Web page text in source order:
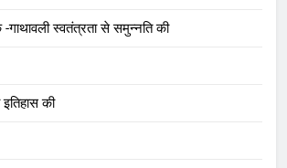
गाथावली स्वतंत्रता से समुन्नति की
इतिहास की